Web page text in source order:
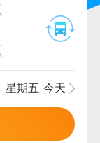
星期五 今天